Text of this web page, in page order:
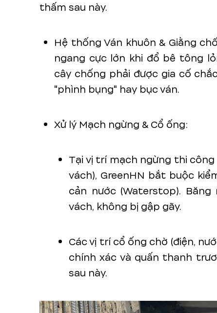
thấm sau này.
Hệ thống Ván khuôn & Giằng
ngang cực lớn khi đổ bê tông
cây chống phải được gia cố
"phình bụng" hay bục ván.
Xử lý Mạch ngừng & Cổ ống:
Tại vị trí mạch ngừng thi công
vách), GreenHN bắt buộc
cản nước (Waterstop).
vách, không bị gập gãy.
Các vị trí cổ ống chờ (điện,
chính xác và quấn thanh
sau này.